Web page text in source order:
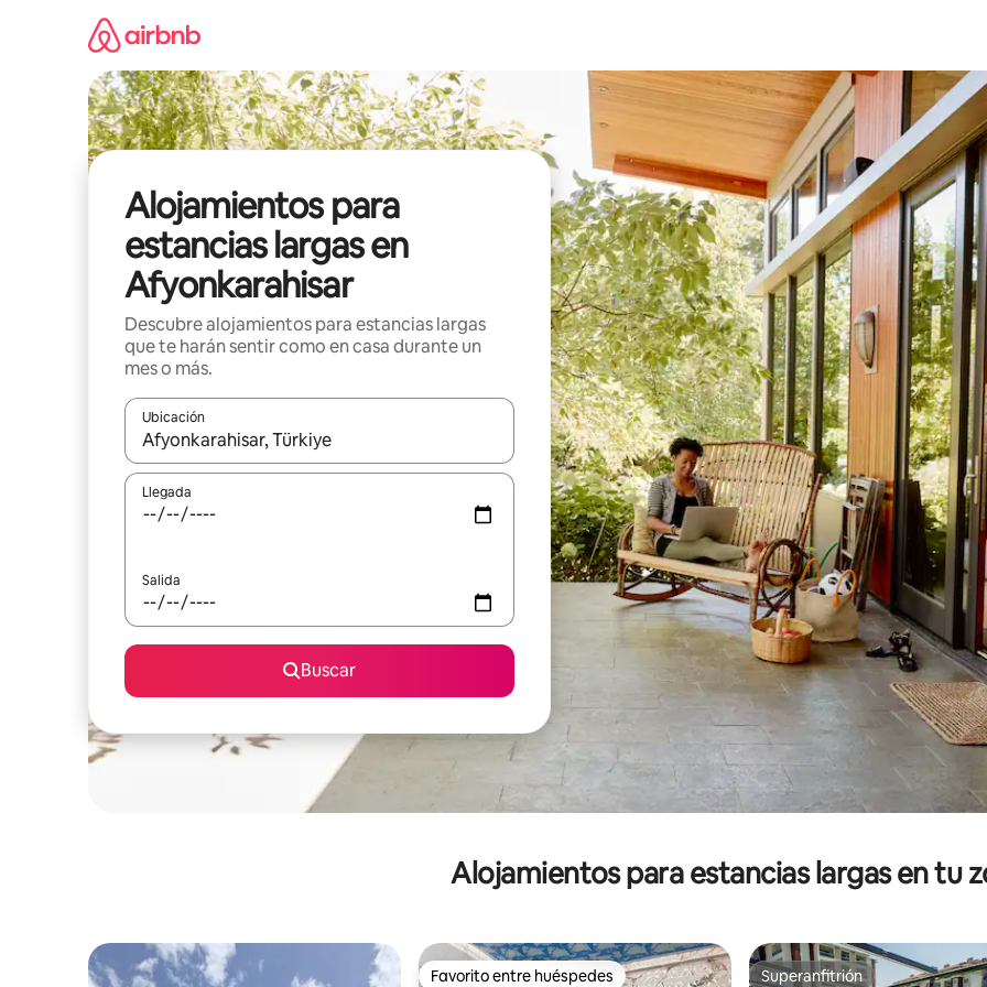
Alojamientos para
estancias largas en
Afyonkarahisar
Descubre alojamientos para estancias largas
que te harán sentir como en casa durante un
mes o más.
Ubicación
Cuando los resultados estén disponibles, podrás navegar usando las teclas de las flechas hacia arriba y hacia abajo, o
Llegada
Salida
Buscar
Alojamientos para estancias largas en tu
Favorito entre huéspedes Superanfitrión